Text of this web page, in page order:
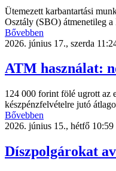
Ütemezett karbantartási
Osztály (SBO) átmenetileg
Bővebben
2026. június 17., szerda
ATM használat:
124 000 forint fölé ugrott az
készpénzfelvételre jutó
Bővebben
2026. június 15., hétfő 10:59
Díszpolgárokat